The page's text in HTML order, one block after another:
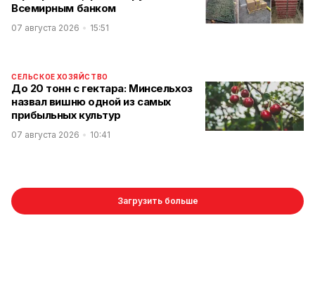
Всемирным банком
07 августа 2026 15:51
СЕЛЬСКОЕ ХОЗЯЙСТВО
До 20 тонн с гектара: Минсельхоз
назвал вишню одной из самых
прибыльных культур
07 августа 2026 10:41
Загрузить больше